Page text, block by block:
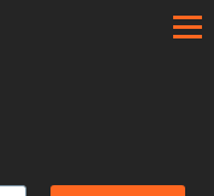
ayuda a la